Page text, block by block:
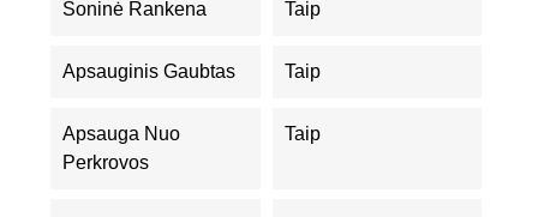
Šoninė Rankena Taip
Apsauginis Gaubtas Taip
Apsauga Nuo
Perkrovos
Taip